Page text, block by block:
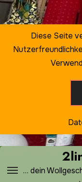
Zum
Inhalt
… dein
Diese Seite